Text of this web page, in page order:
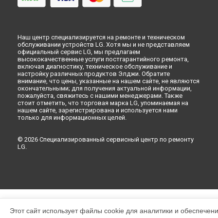
Наш центр специализируется на ремонте и техническом
обслуживании устройств LG. Хотя мы и не представляем
официальный сервис LG, мы предлагаем
высококачественные услуги постгарантийного ремонта,
включая диагностику, техническое обслуживание и
настройку различных продуктов Элджи. Обратите
внимание, что цены, указанные на нашем сайте, не являются
окончательными; для получения актуальной информации,
пожалуйста, свяжитесь с нашими менеджерами. Также
стоит отметить, что торговая марка LG, упоминаемая на
нашем сайте, зарегистрирована и используется нами
только для информационных целей.
© 2026 Специализированный сервисный центр по ремонту
LG.
Этот сайт использует файлы cookie для аналитики и